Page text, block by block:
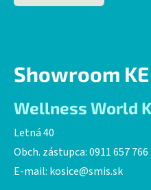
Showroom KE
Wellness World
Letná 40
Obch. zástupca: 0911 657 766
E-mail: kosice@smis.sk